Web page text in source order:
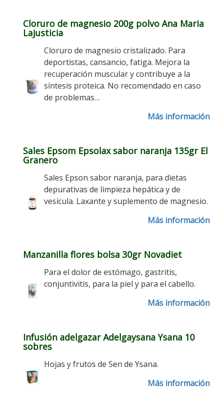
Cloruro de magnesio 200g polvo Ana Maria
Lajusticia
Cloruro de magnesio cristalizado. Para
deportistas, cansancio, fatiga. Mejora la
recuperación muscular y contribuye a la
síntesis proteica. No recomendado en caso
de problemas…
Más información
Sales Epsom Epsolax sabor naranja 135gr El
Granero
Sales Epson sabor naranja, para dietas
depurativas de limpieza hepática y de
vesícula. Laxante y suplemento de magnesio.
Más información
Manzanilla flores bolsa 30gr Novadiet
Para el dolor de estómago, gastritis,
conjuntivitis, para la piel y para el cabello.
Más información
Infusión adelgazar Adelgaysana Ysana 10
sobres
Hojas y frutos de Sen de Ysana.
Más información